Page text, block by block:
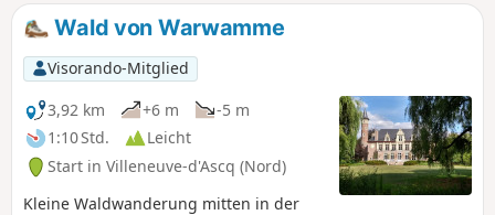
Wald von Warwamme
Visorando-Mitglied
3,92 km
+6 m
-5 m
1:10 Std.
Leicht
Start in Villeneuve-d'Ascq (Nord)
Kleine Waldwanderung mitten in der